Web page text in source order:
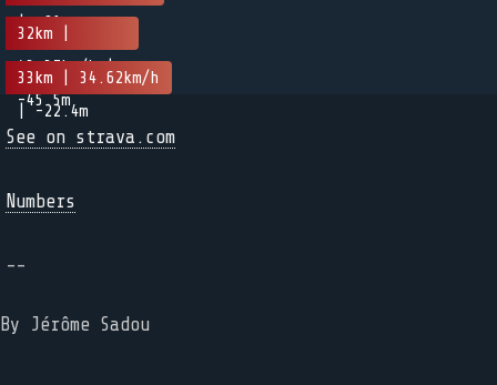
| -91m
32km |
43.37km/h |
-45.5m
33km | 34.62km/h
| -22.4m
See on strava.com
Numbers
--
By Jérôme Sadou